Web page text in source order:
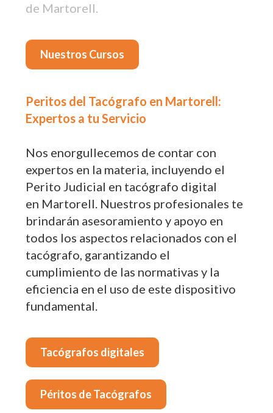
de Martorell.
Nuestros Cursos
Peritos del Tacógrafo en Martorell:
Expertos a tu Servicio
Nos enorgullecemos de contar con
expertos en la materia, incluyendo el
Perito Judicial en tacógrafo digital
en Martorell. Nuestros profesionales te
brindarán asesoramiento y apoyo en
todos los aspectos relacionados con el
tacógrafo, garantizando el
cumplimiento de las normativas y la
eficiencia en el uso de este dispositivo
fundamental.
Tacógrafos digitales
Péritos de Tacógrafos